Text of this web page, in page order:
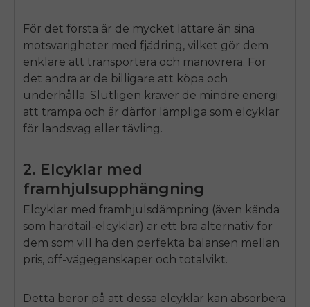
För det första är de mycket lättare än sina
motsvarigheter med fjädring, vilket gör dem
enklare att transportera och manövrera. För
det andra är de billigare att köpa och
underhålla. Slutligen kräver de mindre energi
att trampa och är därför lämpliga som elcyklar
för landsväg eller tävling.
2. Elcyklar med
framhjulsupphängning
Elcyklar med framhjulsdämpning (även kända
som hardtail-elcyklar) är ett bra alternativ för
dem som vill ha den perfekta balansen mellan
pris, off-vägegenskaper och totalvikt.
Detta beror på att dessa elcyklar kan absorbera
Sign up for updates on new models and releases —
and enjoy 2% off your next order.
SIGN UP NOW
Send me news and special offers. I can unsubscribe at
anytime.